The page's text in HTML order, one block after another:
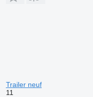
Trailer neuf
11